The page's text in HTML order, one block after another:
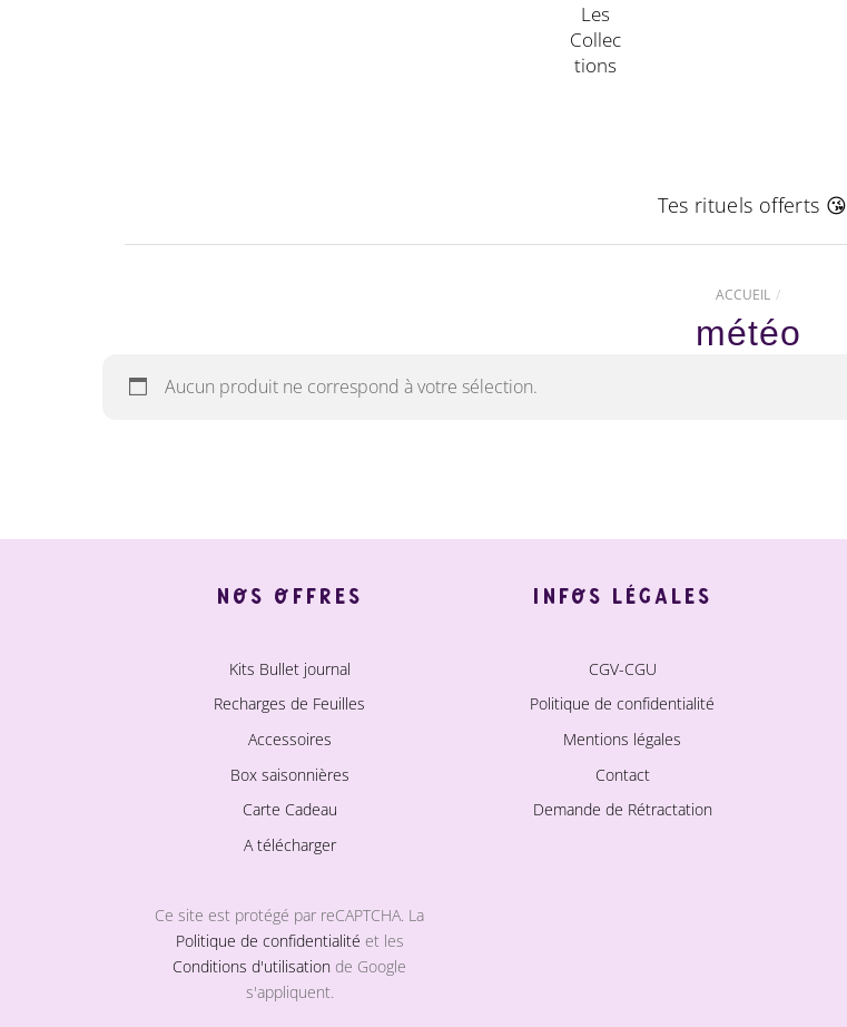
Les
Collec
Tions
Tes rituels offerts 😘
ACCUEIL
météo
Aucun produit ne correspond à votre sélection.
NOS OFFRES
Kits Bullet journal
Recharges de Feuilles
Accessoires
Box saisonnières
Carte Cadeau
A télécharger
INFOS LÉGALES
CGV-CGU
Politique de confidentialité
Mentions légales
Contact
Demande de Rétractation
Ce site est protégé par reCAPTCHA. La
Politique de confidentialité et les
Conditions d'utilisation de Google
s'appliquent.